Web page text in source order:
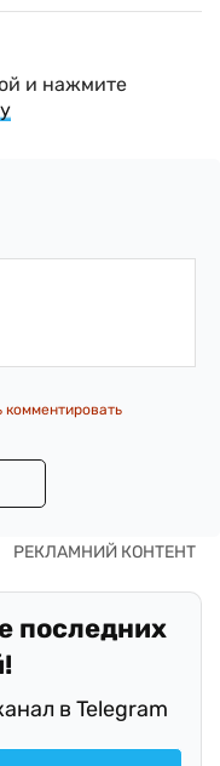
и нажмите
комментировать
последних
в Telegram